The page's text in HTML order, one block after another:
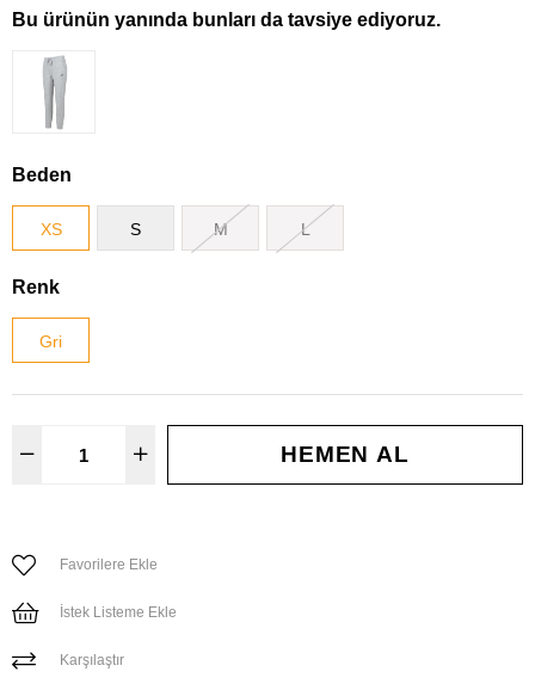
Bu ürünün yanında bunları da tavsiye ediyoruz.
Beden
XS S M L
Renk
Gri
Favorilere Ekle
İstek Listeme Ekle
Karşılaştır